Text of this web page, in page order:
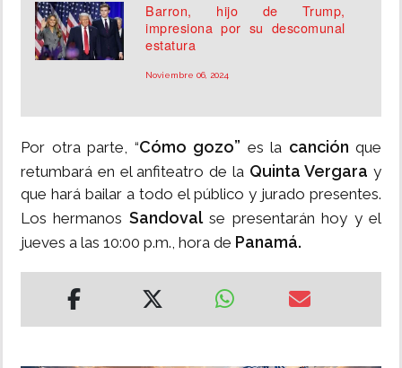
Barron, hijo de Trump,
impresiona por su descomunal
estatura
Noviembre 06, 2024
Por otra parte, “Cómo gozo” es la canción que
retumbará en el anfiteatro de laQuinta Vergara y
que hará bailar a todo el público y jurado presentes.
Los hermanos Sandovalse presentarán hoy y el
jueves a las 10:00 p.m., hora de Panamá.